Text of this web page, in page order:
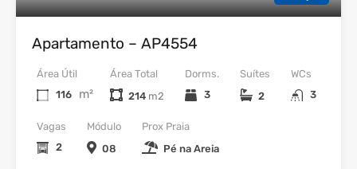
Apartamento – AP4554
Dorms.
3
WCs
3
Área Útil
116
m²
Vagas
2
Área Total
214
Suítes
2
Módulo
08
Prox Praia
Pé na Areia